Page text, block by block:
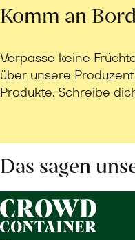
Komm an Bord
Verpasse keine
über unsere
Produkte. Schreibe
Das sagen